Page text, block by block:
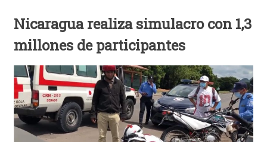
NOAA mantiene pronóstico de una temporada de huracanes por debajo de lo normal en el Atlántico
Nicaragua realiza simulacro con 1,3
millones de participantes